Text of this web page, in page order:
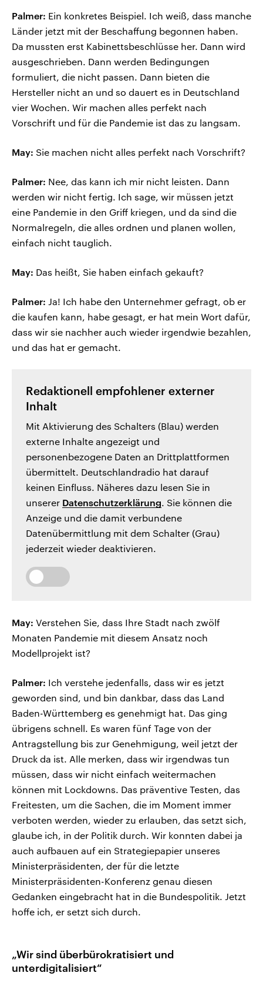
Palmer: Ein konkretes Beispiel. Ich weiß, dass manche
Länder jetzt mit der Beschaffung begonnen haben.
Da mussten erst Kabinettsbeschlüsse her. Dann wird
ausgeschrieben. Dann werden Bedingungen
formuliert, die nicht passen. Dann bieten die
Hersteller nicht an und so dauert es in Deutschland
vier Wochen. Wir machen alles perfekt nach
Vorschrift und für die Pandemie ist das zu langsam.
May: Sie machen nicht alles perfekt nach Vorschrift?
Palmer: Nee, das kann ich mir nicht leisten. Dann
werden wir nicht fertig. Ich sage, wir müssen jetzt
eine Pandemie in den Griff kriegen, und da sind die
Normalregeln, die alles ordnen und planen wollen,
einfach nicht tauglich.
May: Das heißt, Sie haben einfach gekauft?
Palmer: Ja! Ich habe den Unternehmer gefragt, ob er
die kaufen kann, habe gesagt, er hat mein Wort dafür,
dass wir sie nachher auch wieder irgendwie bezahlen,
und das hat er gemacht.
Redaktionell empfohlener externer
Inhalt
Mit Aktivierung des Schalters (Blau) werden
externe Inhalte angezeigt und
personenbezogene Daten an Drittplattformen
übermittelt. Deutschlandradio hat darauf
keinen Einfluss. Näheres dazu lesen Sie in
unserer Datenschutzerklärung. Sie können die
Anzeige und die damit verbundene
Datenübermittlung mit dem Schalter (Grau)
jederzeit wieder deaktivieren.
May: Verstehen Sie, dass Ihre Stadt nach zwölf
Monaten Pandemie mit diesem Ansatz noch
Modellprojekt ist?
Palmer: Ich verstehe jedenfalls, dass wir es jetzt
geworden sind, und bin dankbar, dass das Land
Baden-Württemberg es genehmigt hat. Das ging
übrigens schnell. Es waren fünf Tage von der
Antragstellung bis zur Genehmigung, weil jetzt der
Druck da ist. Alle merken, dass wir irgendwas tun
müssen, dass wir nicht einfach weitermachen
können mit Lockdowns. Das präventive Testen, das
Freitesten, um die Sachen, die im Moment immer
verboten werden, wieder zu erlauben, das setzt sich,
glaube ich, in der Politik durch. Wir konnten dabei ja
auch aufbauen auf ein Strategiepapier unseres
Ministerpräsidenten, der für die letzte
Ministerpräsidenten-Konferenz genau diesen
Gedanken eingebracht hat in die Bundespolitik. Jetzt
hoffe ich, er setzt sich durch.
„Wir sind überbürokratisiert und
unterdigitalisiert“